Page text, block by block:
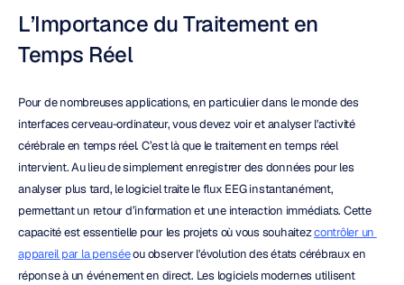
L’Importance du Traitement en
Temps Réel
Pour de nombreuses applications, en particulier dans le monde des
interfaces cerveau-ordinateur, vous devez voir et analyser l'activité
cérébrale en temps réel. C’est là que le traitement en temps réel
intervient. Au lieu de simplement enregistrer des données pour les
analyser plus tard, le logiciel traite le flux EEG instantanément,
permettant un retour d’information et une interaction immédiats. Cette
capacité est essentielle pour les projets où vous souhaitez contrôler un
appareil par la pensée ou observer l'évolution des états cérébraux en
réponse à un événement en direct. Les logiciels modernes utilisent